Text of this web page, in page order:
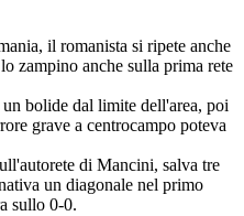
il romanista si ripete anche
zampino anche sulla prima rete
bolide dal limite dell'area, poi
grave a centrocampo poteva
di Mancini, salva tre
un diagonale nel primo
sullo 0-0.